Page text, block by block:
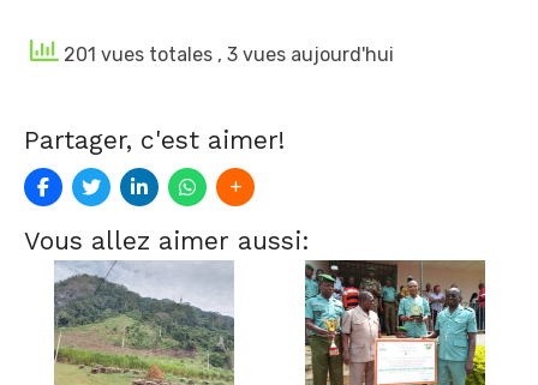
201 vues totales , 3 vues aujourd'hui
Partager, c'est aimer!
Vous allez aimer aussi: